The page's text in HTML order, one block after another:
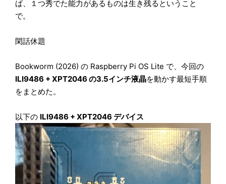
ば、１つ秀でた能力があるものは生き残るということ
で。
閑話休題
Bookworm (2026) の Raspberry Pi OS Lite で、今回の
ILI9486 + XPT2046 の3.5インチ液晶を動かす最短手順
をまとめた。
以下の ILI9486 + XPT2046 デバイス